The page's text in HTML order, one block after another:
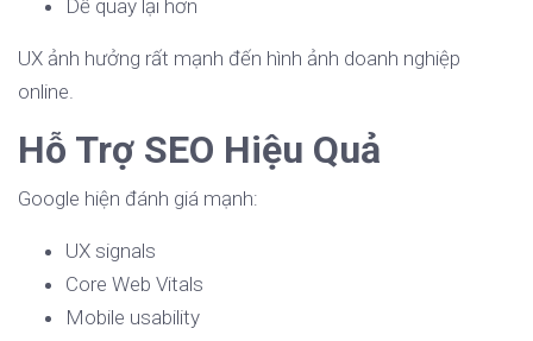
Dễ quay lại hơn
UX ảnh hưởng rất mạnh đến hình ảnh doanh nghiệp
online.
Hỗ Trợ SEO Hiệu Quả
Google hiện đánh giá mạnh:
UX signals
Core Web Vitals
Mobile usability